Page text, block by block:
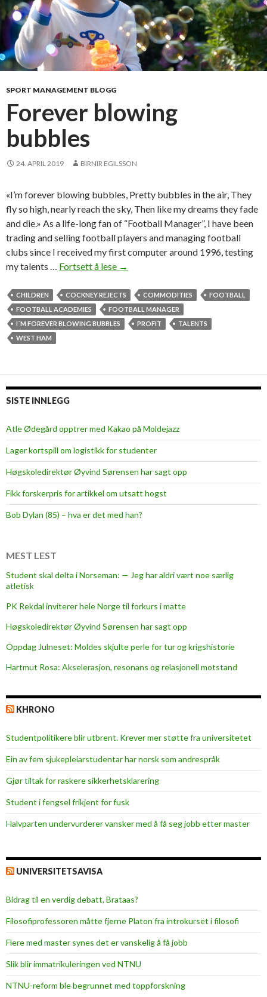
SPORT MANAGEMENT BLOGG
Forever blowing
bubbles
24. APRIL 2019 BIRNIR EGILSSON
«I’m forever blowing bubbles, Pretty bubbles in the air, They
fly so high, nearly reach the sky, Then like my dreams they fade
and die.» As a life-long fan of “Football Manager”, I have been
trading and selling football players and managing football
clubs since I received my first computer around 1996, testing
my talents … Fortsett å lese F
r
e
v
n
g
u
b
b
→
CHILDREN COCKNEY REJECTS COMMODITIES
FOOTBALL
FOOTBALL ACADEMIES
FOOTBALL MANAGER
I´M FOREVER BLOWING BUBBLES
PROFIT
TALENTS
WEST HAM
SISTE INNLEGG
Atle Ødegård opptrer med Kakao på Moldejazz
Lager kortspill om logistikk for studenter
Høgskoledirektør Øyvind Sørensen har sagt opp
Fikk forskerpris for artikkel om utsatt hogst
Bob Dylan (85) – hva er det med han?
MEST LEST
Student skal delta i Norseman: — Jeg har aldri vært noe særlig
atletisk
PK Rekdal inviterer hele Norge til forkurs i matte
Høgskoledirektør Øyvind Sørensen har sagt opp
Oppdag Julneset: Moldes skjulte perle for tur og krigshistorie
Hartmut Rosa: Akselerasjon, resonans og relasjonell motstand
KHRONO
Studentpolitikere blir utbrent. Krever mer støtte fra universitetet
Ein av fem sjukepleiar­studentar har norsk som andrespråk
Gjør tiltak for raskere sikkerhets­klarering
Student i fengsel frikjent for fusk
Halvparten undervurderer vansker med å få seg jobb etter master
UNIVERSITETSAVISA
Bidrag til en verdig debatt, Brataas?
Filosofiprofessoren måtte fjerne Platon fra introkurset i filosofi
Flere med master synes det er vanskelig å få jobb
Slik blir immatrikuleringen ved NTNU
NTNU-reform ble begrunnet med toppforskning